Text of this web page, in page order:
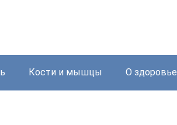
Кости и мышцы О здоровье